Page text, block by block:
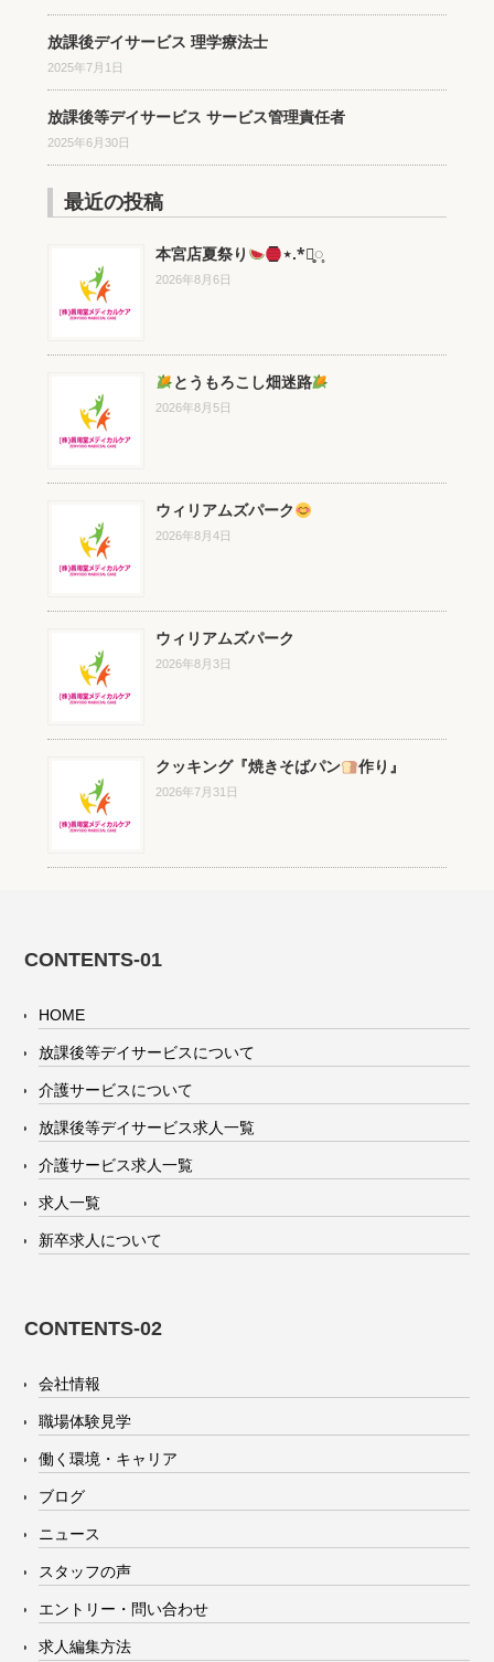
放課後デイサービス 理学療法士
2025年7月1日
放課後等デイサービス サービス管理責任者
2025年6月30日
最近の投稿
本宮店夏祭り ⋆.*⃝̥◌̥
2026年8月6日
とうもろこし畑迷路
2026年8月5日
ウィリアムズパーク
2026年8月4日
ウィリアムズパーク
2026年8月3日
クッキング『焼きそばパン 作り』
2026年7月31日
CONTENTS-01
HOME
放課後等デイサービスについて
介護サービスについて
放課後等デイサービス求人一覧
介護サービス求人一覧
求人一覧
新卒求人について
CONTENTS-02
会社情報
職場体験見学
働く環境・キャリア
ブログ
ニュース
スタッフの声
エントリー・問い合わせ
求人編集方法